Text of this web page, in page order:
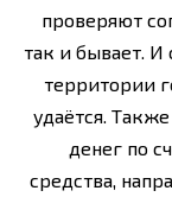
проверяют
так и бывает. И
территории
удаётся.
денег по
средства,